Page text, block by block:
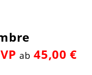
ab 45,00 €